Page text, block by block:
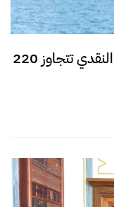
مصرف ليبيا المركزي: مبيعات الدولار النقدي تتجاوز 220